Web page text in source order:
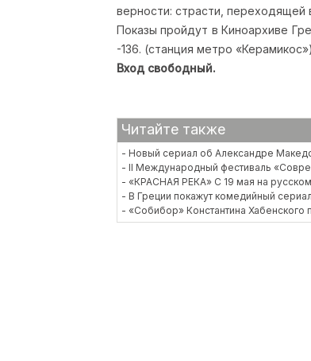
верности: страсти, переходящей
Показы пройдут в Киноархиве
-136. (станция метро
Вход свободный.
Читайте также
- Новый сериал об Александре
- II Международный фестиваль
- «КРАСНАЯ РЕКА» С 19 мая на
- В Греции покажут комедийный
- «Собибор» Константина Хабенского